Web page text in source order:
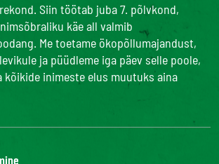
Siin töötab juba 7. põlvkond,
käe all valmib
Me toetame ökopõllumajandust,
ja püüdleme iga päev selle poole,
kõikide inimeste elus muutuks aina